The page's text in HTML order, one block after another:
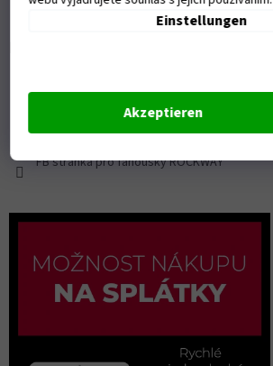
Einstellungen
Akzeptieren
+420777100147
FB stránka pro fanoušky ROCKWAY